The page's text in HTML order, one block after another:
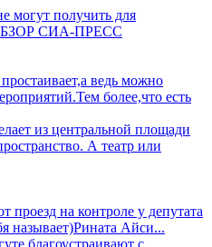
могут получить для
ОБЗОР СИА-ПРЕСС
ведь можно
более,что есть
из центральной площади
А театр или
проезд на контроле у депутата
называет)Рината Айси...
благоустраивают с